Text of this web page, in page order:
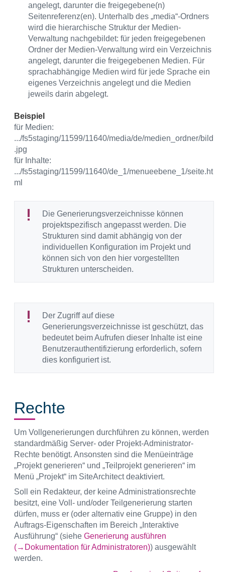
angelegt, darunter die freigegebene(n)
Seitenreferenz(en). Unterhalb des „media“-Ordners
wird die hierarchische Struktur der Medien-
Verwaltung nachgebildet: für jeden freigegebenen
Ordner der Medien-Verwaltung wird ein Verzeichnis
angelegt, darunter die freigegebenen Medien. Für
sprachabhängige Medien wird für jede Sprache ein
eigenes Verzeichnis angelegt und die Medien
jeweils darin abgelegt.
Beispiel
für Medien:
.../fs5staging/11599/11640/media/de/medien_ordner/bild
.jpg
für Inhalte:
.../fs5staging/11599/11640/de_1/menueebene_1/seite.ht
ml
Die Generierungsverzeichnisse können
projektspezifisch angepasst werden. Die
Strukturen sind damit abhängig von der
individuellen Konfiguration im Projekt und
können sich von den hier vorgestellten
Strukturen unterscheiden.
Der Zugriff auf diese
Generierungsverzeichnisse ist geschützt, das
bedeutet beim Aufrufen dieser Inhalte ist eine
Benutzerauthentifizierung erforderlich, sofern
dies konfiguriert ist.
Rechte
Um Vollgenerierungen durchführen zu können, werden
standardmäßig Server- oder Projekt-Administrator-
Rechte benötigt. Ansonsten sind die Menüeinträge
„Projekt generieren“ und „Teilprojekt generieren“ im
Menü „Projekt“ im SiteArchitect deaktiviert.
Soll ein Redakteur, der keine Administrationsrechte
besitzt, eine Voll- und/oder Teilgenerierung starten
dürfen, muss er (oder alternativ eine Gruppe) in den
Auftrags-Eigenschaften im Bereich „Interaktive
Ausführung“ (siehe Generierung ausführen
(→Dokumentation für Administratoren)) ausgewählt
werden.